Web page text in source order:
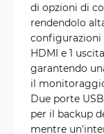
di opzioni di
rendendolo
configurazioni
HDMI e 1
garantendo
il
Due porte
per il backup
mentre